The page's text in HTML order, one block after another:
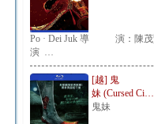
Po · Dei Juk 導 演：陳茂
演 …
[越] 鬼
妹 (Cursed Ci…
鬼妹